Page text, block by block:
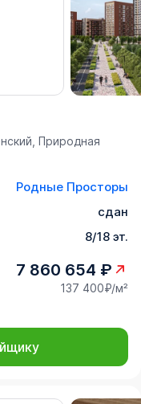
Природная
Родные Просторы
сдан
8/18 эт.
7 860 654 ₽
137 400₽/м²